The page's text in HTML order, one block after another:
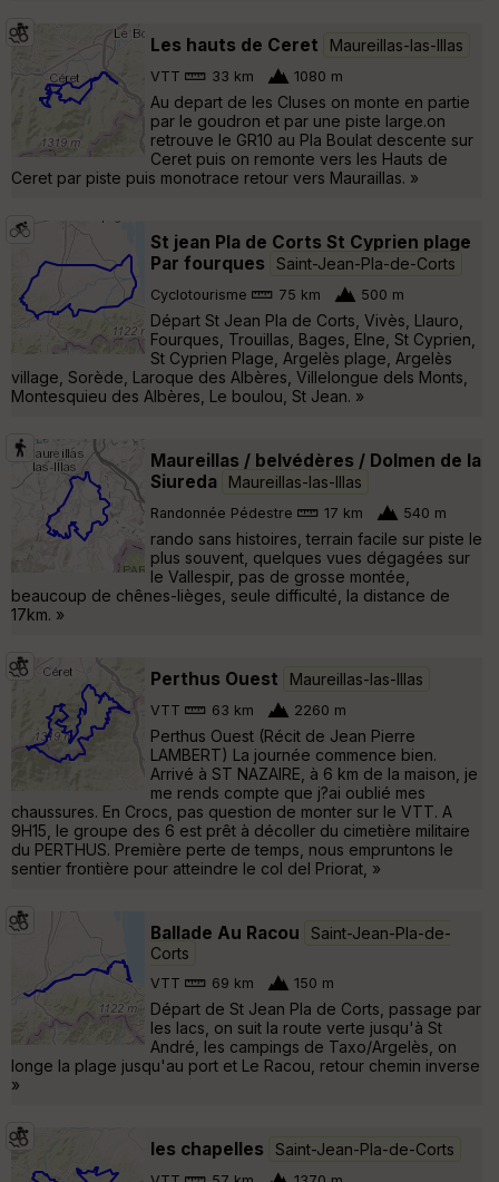
Les hauts de Ceret Maureillas-las-Illas
VTT 33 km 1080 m
Au depart de les Cluses on monte en partie
par le goudron et par une piste large.on
retrouve le GR10 au Pla Boulat descente sur
Ceret puis on remonte vers les Hauts de
Ceret par piste puis monotrace retour vers Mauraillas. »
St jean Pla de Corts St Cyprien plage
Par fourques
Saint-Jean-Pla-de-Corts
Cyclotourisme 75 km 500 m
Départ St Jean Pla de Corts, Vivès, Llauro,
Fourques, Trouillas, Bages, Elne, St Cyprien,
St Cyprien Plage, Argelès plage, Argelès
village, Sorède, Laroque des Albères, Villelongue dels Monts,
Montesquieu des Albères, Le boulou, St Jean. »
Maureillas / belvédères / Dolmen de la
Siureda
Maureillas-las-Illas
Randonnée Pédestre 17 km 540 m
rando sans histoires, terrain facile sur piste le
plus souvent, quelques vues dégagées sur
le Vallespir, pas de grosse montée,
beaucoup de chênes-lièges, seule difficulté, la distance de
17km. »
Perthus Ouest Maureillas-las-Illas
VTT 63 km 2260 m
Perthus Ouest (Récit de Jean Pierre
LAMBERT) La journée commence bien.
Arrivé à ST NAZAIRE, à 6 km de la maison, je
me rends compte que j?ai oublié mes
chaussures. En Crocs, pas question de monter sur le VTT. A
9H15, le groupe des 6 est prêt à décoller du cimetière militaire
du PERTHUS. Première perte de temps, nous empruntons le
sentier frontière pour atteindre le col del Priorat, »
Ballade Au Racou
Saint-Jean-Pla-de-
Corts
VTT 69 km 150 m
Départ de St Jean Pla de Corts, passage par
les lacs, on suit la route verte jusqu'à St
André, les campings de Taxo/Argelès, on
longe la plage jusqu'au port et Le Racou, retour chemin inverse
»
les chapelles Saint-Jean-Pla-de-Corts